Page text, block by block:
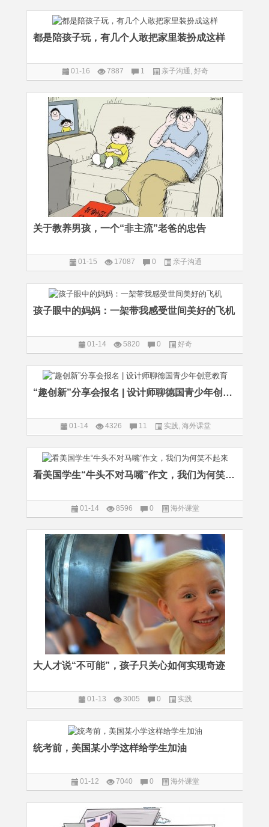
都是陪孩子玩，有几个人敢把家里装扮成这样
01-16 7887 1 亲子沟通, 好奇
关于教养男孩，一个“非主流”老爸的忠告
01-15 17087 0 亲子沟通
孩子眼中的妈妈：一架带我感受世间美好的飞机
01-14 5820 0 好奇
“趣创新”分享会报名 | 设计师聊德国青少年创意教育
01-14 4326 11 实践, 海外课堂
看美国学生“牛头不对马嘴”作文，我们为何笑不起来
01-14 8596 0 海外课堂
大人才说“不可能”，孩子只关心如何实现奇迹
01-13 3005 0 实践
统考前，美国某小学这样给学生加油
01-12 7040 0 海外课堂